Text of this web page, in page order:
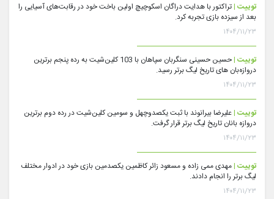
توییت |تراکتور با هدایت دراگان اسکوچیچ اولین باخت خود در رقابت‌های آسیایی را
بعد از سیزده بازی تجربه کرد.
۱۴۰۴/۱۱/۲۳
توییت |
حسین حسینی سنگربان سپاهان با 103 کلین‌شیت به رده پنجم برترین
دروازه‌بان های تاریخ لیگ برتر رسید.
۱۴۰۴/۱۱/۲۳
توییت |علیرضا بیرانوند با ثبت یکصدوچهل و سومین کلین‌شیت در رده دوم برترین
دروازه بانان تاریخ لیگ برتر قرار گرفت.
۱۴۰۴/۱۱/۲۳
توییت |مهدی ممی زاده و مسعود زائر کاظمین یکصدمین بازی خود در ادوار مختلف
لیگ برتر را انجام دادند.
۱۴۰۴/۱۱/۲۳